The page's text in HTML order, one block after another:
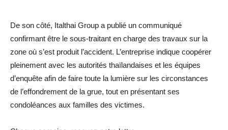
De son côté, Italthai Group a publié un communiqué
confirmant être le sous-traitant en charge des travaux sur la
zone où s’est produit l’accident. L’entreprise indique coopérer
pleinement avec les autorités thaïlandaises et les équipes
d’enquête afin de faire toute la lumière sur les circonstances
de l’effondrement de la grue, tout en présentant ses
condoléances aux familles des victimes.